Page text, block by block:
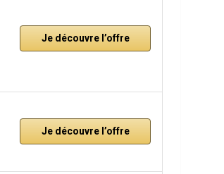
Je découvre l’offre
Je découvre l’offre